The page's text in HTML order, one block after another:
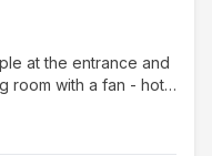
at the entrance and
room with a fan - hot